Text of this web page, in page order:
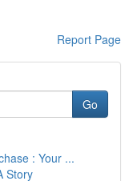
Report Page
Go
: Your ...
Story